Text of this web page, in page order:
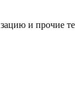
и прочие